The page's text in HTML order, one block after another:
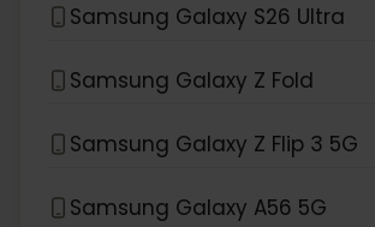
Samsung Galaxy S26 Ultra
Samsung Galaxy Z Fold
Samsung Galaxy Z Flip 3 5G
Samsung Galaxy A56 5G